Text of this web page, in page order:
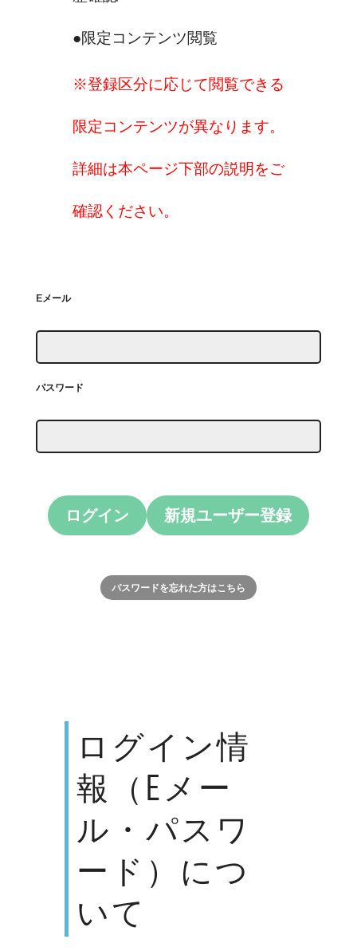
●限定コンテンツ閲覧
※登録区分に応じて閲覧できる
限定コンテンツが異なります。
詳細は本ページ下部の説明をご
確認ください。
Eメール
パスワード
ログイン 新規ユーザー登録
パスワードを忘れた方はこちら
ログイン情
報（Eメー
ル・パスワ
ード）につ
いて